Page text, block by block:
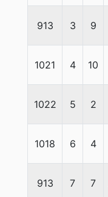
913 3 9
1021 4 10
1022 5 2
1018 6 4
913 7 7